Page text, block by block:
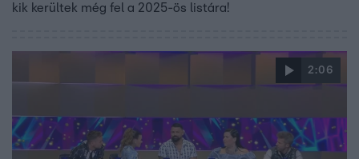
kik kerültek még fel a 2025-ös listára!
2:06